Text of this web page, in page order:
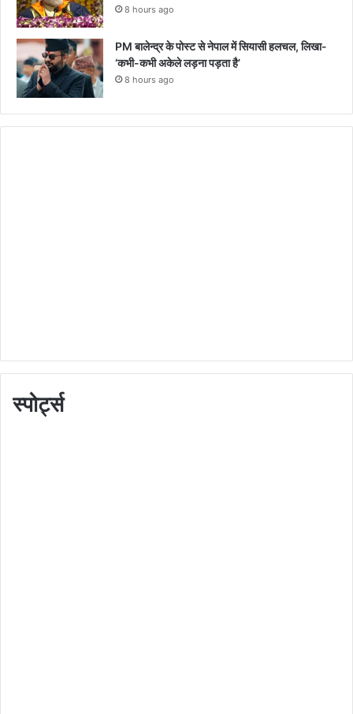
8 hours ago
PM बालेन्द्र के पोस्ट से नेपाल में सियासी हलचल, लिखा-
‘कभी-कभी अकेले लड़ना पड़ता है’
8 hours ago
स्पोर्ट्स